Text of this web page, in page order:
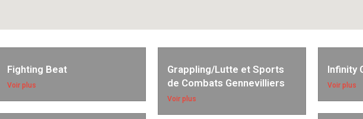
Fighting Beat
Voir plus
Grappling/Lutte et Sports
de Combats Gennevilliers
Voir plus
Infinity
Voir plus